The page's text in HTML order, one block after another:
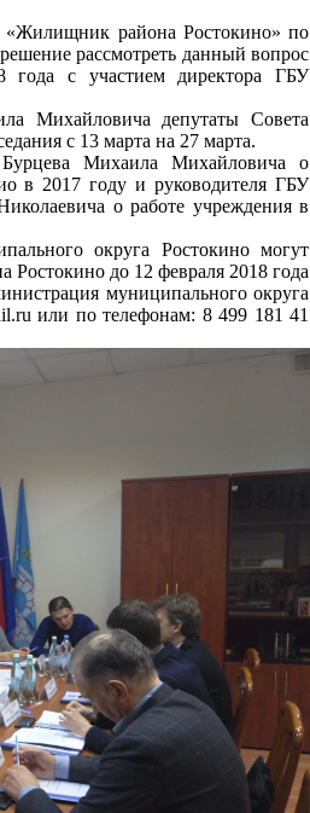
района Ростокино» по
рассмотреть данный вопрос
года с участием директора ГБУ
Михайловича депутаты Совета
с 13 марта на 27 марта.
Михаила Михайловича о
в 2017 году и руководителя ГБУ
о работе учреждения в
округа Ростокино могут
Ростокино до 12 февраля 2018 года
муниципального округа
или по телефонам: 8 499 181 41